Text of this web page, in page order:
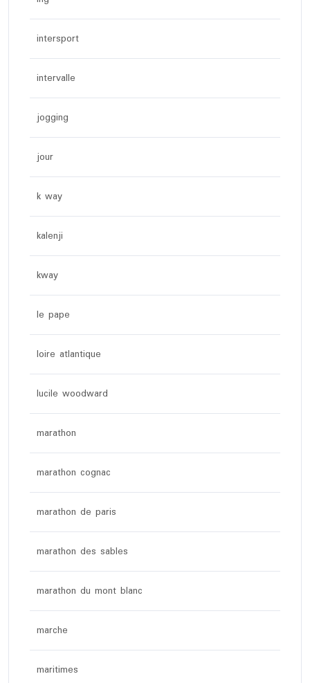
intersport
intervalle
jogging
jour
k way
kalenji
kway
le pape
loire atlantique
lucile woodward
marathon
marathon cognac
marathon de paris
marathon des sables
marathon du mont blanc
marche
maritimes